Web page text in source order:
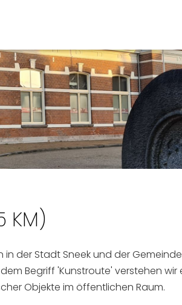
KM)
der Stadt Sneek und der
Begriff 'Kunstroute' verstehen
Objekte im öffentlichen Raum.